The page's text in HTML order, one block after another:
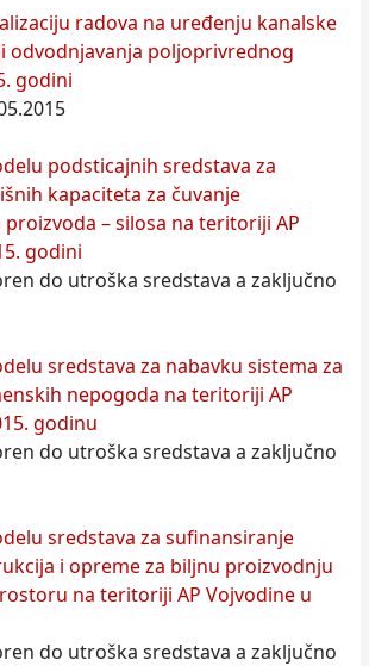
radova na uređenju kanalske
odvodnjavanja poljoprivrednog
godini
podsticajnih sredstava za
kapaciteta za čuvanje
– silosa na teritoriji AP
godini
do utroška sredstava a zaključno
sredstava za nabavku sistema za
nepogoda na teritoriji AP
godinu
do utroška sredstava a zaključno
sredstava za sufinansiranje
i opreme za biljnu proizvodnju
na teritoriji AP Vojvodine u
do utroška sredstava a zaključno